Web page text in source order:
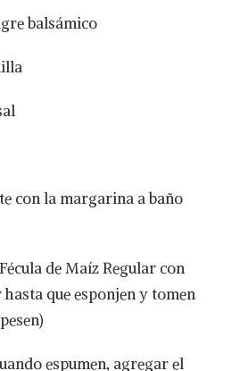
balsámico
con la margarina a baño
de Maíz Regular con
que esponjen y tomen
espumen, agregar el